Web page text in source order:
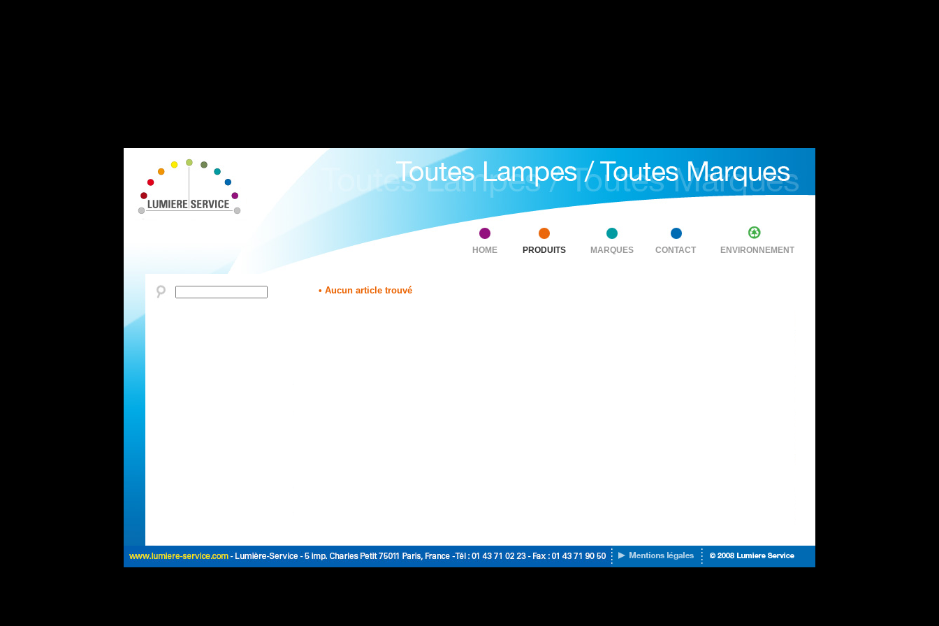
HOME PRODUITS MARQUES CONTACT ENVIRONNEMENT
• Aucun article trouvé